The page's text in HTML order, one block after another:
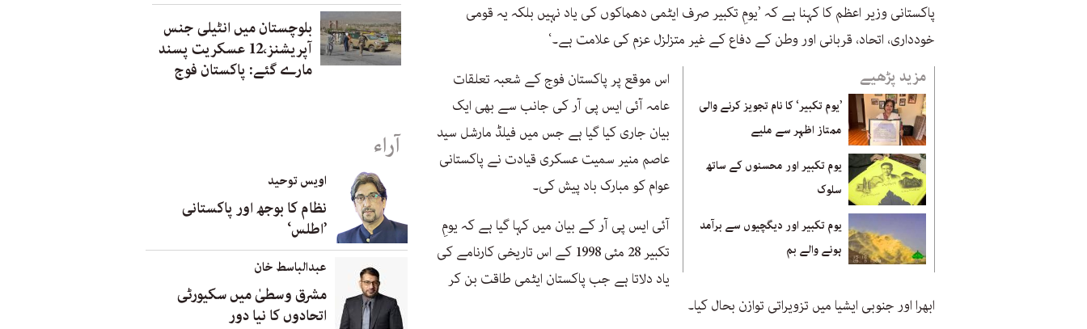
پاکستانی وزیر اعظم کا کہنا ہے کہ ’یومِ تکبیر صرف ایٹمی دھماکوں کی یاد نہیں بلکہ یہ قومی
خودداری، اتحاد، قربانی اور وطن کے دفاع کے غیر متزلزل عزم کی علامت ہے۔‘
مزید پڑھیے
’یوم تکبیر‘ کا نام تجویز کرنے والی
ممتاز اظہر سے ملیے
یوم تکبیر اور محسنوں کے ساتھ
سلوک
یوم تکبیر اور دیگچیوں سے برآمد
ہونے والے بم
اس موقع پر پاکستان فوج کے شعبہ تعلقات
عامہ آئی ایس پی آر کی جانب سے بھی ایک
بیان جاری کیا گیا ہے جس میں فیلڈ مارشل سید
عاصم منیر سمیت عسکری قیادت نے پاکستانی
عوام کو مبارک باد پیش کی۔
آئی ایس پی آر کے بیان میں کہا گیا ہے کہ یومِ
تکبیر 28 مئی 1998 کے اس تاریخی کارنامے کی
یاد دلاتا ہے جب پاکستان ایٹمی طاقت بن کر
ابھرا اور جنوبی ایشیا میں تزویراتی توازن بحال کیا۔
بلوچستان میں انٹیلی جنس
آپریشنز،12 عسکریت پسند
مارے گئے: پاکستان فوج
آراء
اویس توحید
نظام کا بوجھ اور پاکستانی
’اطلس‘
عبدالباسط خان
مشرق وسطیٰ میں سکیورٹی
اتحادوں کا نیا دور